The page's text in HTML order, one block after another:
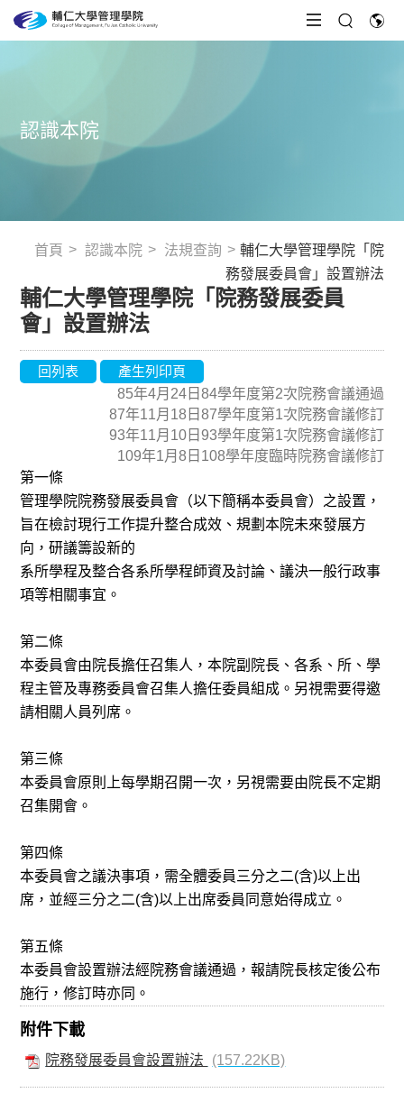
認識本院
首頁 認識本院 法規查詢
輔仁大學管理學院「院
務發展委員會」設置辦法
輔仁大學管理學院「院務發展委員
會」設置辦法
回列表
產生列印頁
85年4月24日84學年度第2次院務會議通過
87年11月18日87學年度第1次院務會議修訂
93年11月10日93學年度第1次院務會議修訂
109年1月8日108學年度臨時院務會議修訂
第一條
管理學院院務發展委員會（以下簡稱本委員會）之設置，
旨在檢討現行工作提升整合成效、規劃本院未來發展方
向，研議籌設新的
系所學程及整合各系所學程師資及討論、議決一般行政事
項等相關事宜。
第二條
本委員會由院長擔任召集人，本院副院長、各系、所、學
程主管及專務委員會召集人擔任委員組成。另視需要得邀
請相關人員列席。
第三條
本委員會原則上每學期召開一次，另視需要由院長不定期
召集開會。
第四條
本委員會之議決事項，需全體委員三分之二(含)以上出
席，並經三分之二(含)以上出席委員同意始得成立。
第五條
本委員會設置辦法經院務會議通過，報請院長核定後公布
施行，修訂時亦同。
附件下載
院務發展委員會設置辦法 (157.22KB)